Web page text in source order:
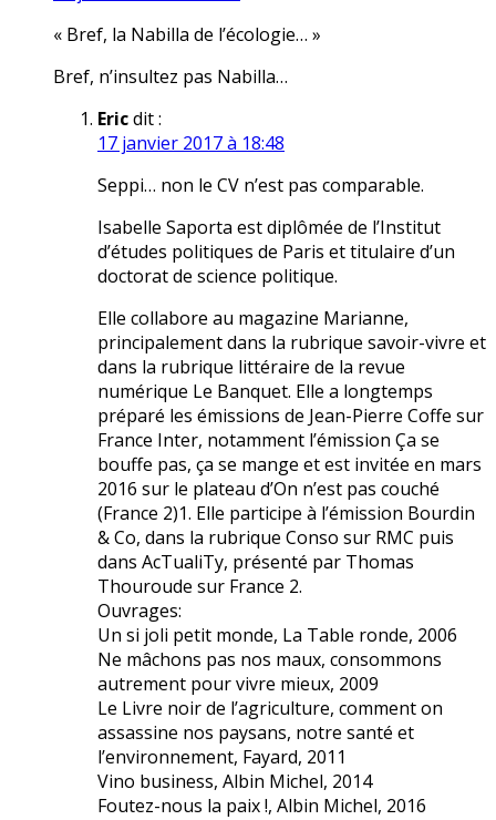
« Bref, la Nabilla de l’écologie… »
Bref, n’insultez pas Nabilla…
Ericdit :
17 janvier 2017 à 18:48
Seppi… non le CV n’est pas comparable.
Isabelle Saporta est diplômée de l’Institut
d’études politiques de Paris et titulaire d’un
doctorat de science politique.
Elle collabore au magazine Marianne,
principalement dans la rubrique savoir-vivre et
dans la rubrique littéraire de la revue
numérique Le Banquet. Elle a longtemps
préparé les émissions de Jean-Pierre Coffe sur
France Inter, notamment l’émission Ça se
bouffe pas, ça se mange et est invitée en mars
2016 sur le plateau d’On n’est pas couché
(France 2)1. Elle participe à l’émission Bourdin
& Co, dans la rubrique Conso sur RMC puis
dans AcTualiTy, présenté par Thomas
Thouroude sur France 2.
Ouvrages:
Un si joli petit monde, La Table ronde, 2006
Ne mâchons pas nos maux, consommons
autrement pour vivre mieux, 2009
Le Livre noir de l’agriculture, comment on
assassine nos paysans, notre santé et
l’environnement, Fayard, 2011
Vino business, Albin Michel, 2014
Foutez-nous la paix !, Albin Michel, 2016